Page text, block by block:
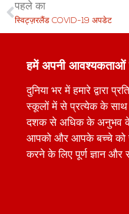
पहले का
स्विट्ज़रलैंड COVID-19 अपडेट
हमें अपनी आवश्यकताओं
दुनिया भर में हमारे द्वारा
स्कूलों में से प्रत्येक के
दशक से अधिक के अनुभव के
आपको और आपके बच्चे को
करने के लिए पूर्ण ज्ञान और